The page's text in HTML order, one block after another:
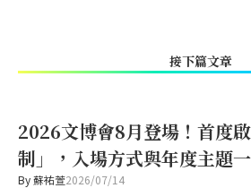
接下篇文章
2026文博會8月登場！首度
制」，入場方式與年度主題
By蘇祐萱2026/07/14